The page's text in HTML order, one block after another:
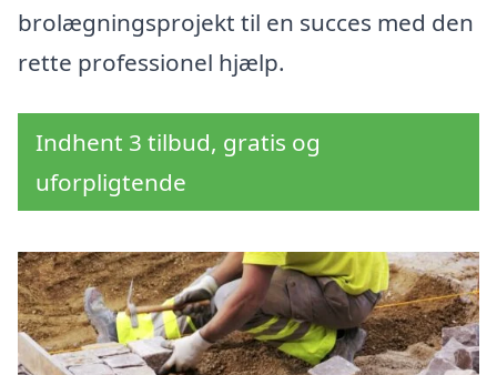
brolægningsprojekt til en succes med den
rette professionel hjælp.
Indhent 3 tilbud, gratis og
uforpligtende